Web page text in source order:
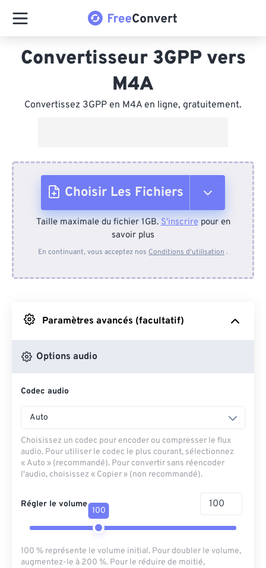
Convertisseur 3GPP vers
M4A
Convertissez 3GPP en M4A en ligne, gratuitement.
Choisir Les Fichiers
Depuis l'appareil
Depuis Google Drive
Depuis OneDrive
Taille maximale du fichier 1GB.S'inscrirepour en
savoir plus
En continuant, vous acceptez nos Conditions d'utilisation .
Paramètres avancés (facultatif)
Options audio
Codec audio
Auto
Choisissez un codec pour encoder ou compresser le flux
audio. Pour utiliser le codec le plus courant, sélectionnez
« Auto » (recommandé). Pour convertir sans réencoder
l'audio, choisissez « Copier » (non recommandé).
Régler le volume
100
100 % représente le volume initial. Pour doubler le volume,
augmentez-le à 200 %. Pour le réduire de moitié,